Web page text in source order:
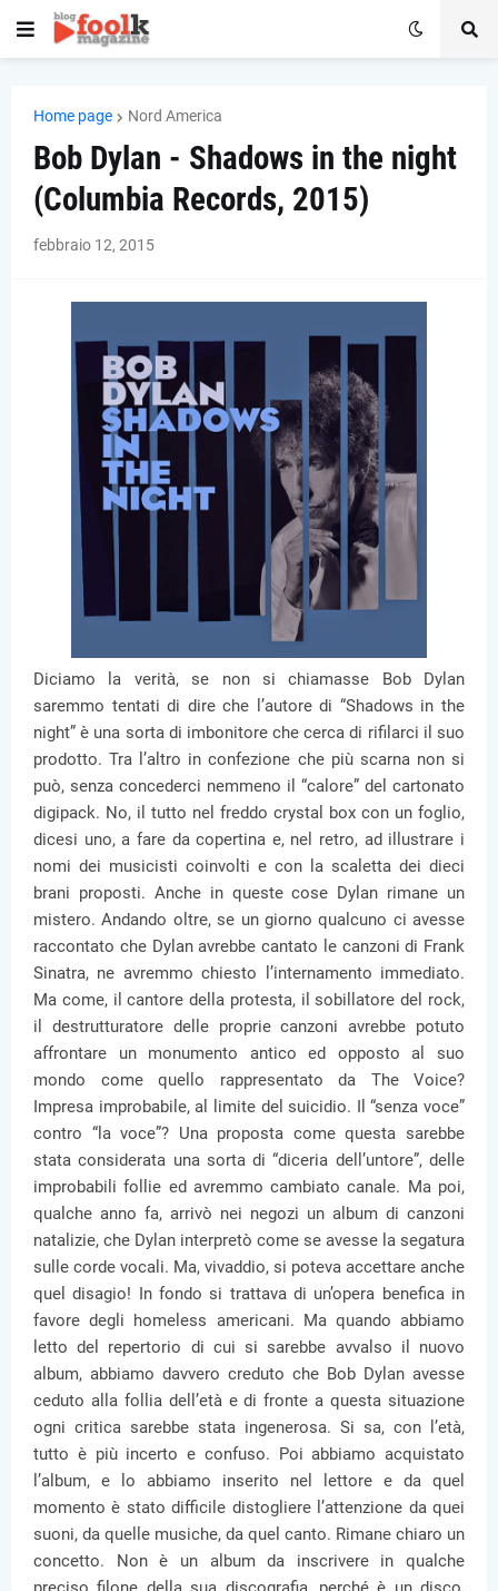
Home page Nord America
Bob Dylan - Shadows in the night
(Columbia Records, 2015)
febbraio 12, 2015
Diciamo la verità, se non si chiamasse Bob Dylan
saremmo tentati di dire che l’autore di “Shadows in the
night” è una sorta di imbonitore che cerca di rifilarci il suo
prodotto. Tra l’altro in confezione che più scarna non si
può, senza concederci nemmeno il “calore” del cartonato
digipack. No, il tutto nel freddo crystal box con un foglio,
dicesi uno, a fare da copertina e, nel retro, ad illustrare i
nomi dei musicisti coinvolti e con la scaletta dei dieci
brani proposti. Anche in queste cose Dylan rimane un
mistero. Andando oltre, se un giorno qualcuno ci avesse
raccontato che Dylan avrebbe cantato le canzoni di Frank
Sinatra, ne avremmo chiesto l’internamento immediato.
Ma come, il cantore della protesta, il sobillatore del rock,
il destrutturatore delle proprie canzoni avrebbe potuto
affrontare un monumento antico ed opposto al suo
mondo come quello rappresentato da The Voice?
Impresa improbabile, al limite del suicidio. Il “senza voce”
contro “la voce”? Una proposta come questa sarebbe
stata considerata una sorta di “diceria dell’untore”, delle
improbabili follie ed avremmo cambiato canale. Ma poi,
qualche anno fa, arrivò nei negozi un album di canzoni
natalizie, che Dylan interpretò come se avesse la segatura
sulle corde vocali. Ma, vivaddio, si poteva accettare anche
quel disagio! In fondo si trattava di un’opera benefica in
favore degli homeless americani. Ma quando abbiamo
letto del repertorio di cui si sarebbe avvalso il nuovo
album, abbiamo davvero creduto che Bob Dylan avesse
ceduto alla follia dell’età e di fronte a questa situazione
ogni critica sarebbe stata ingenerosa. Si sa, con l’età,
tutto è più incerto e confuso. Poi abbiamo acquistato
l’album, e lo abbiamo inserito nel lettore e da quel
momento è stato difficile distogliere l’attenzione da quei
suoni, da quelle musiche, da quel canto. Rimane chiaro un
concetto. Non è un album da inscrivere in qualche